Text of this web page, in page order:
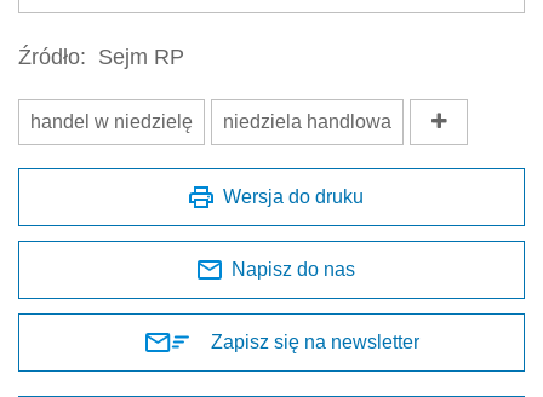
Źródło: Sejm RP
handel w niedzielę niedziela handlowa
Wersja do druku
Napisz do nas
Zapisz się na newsletter